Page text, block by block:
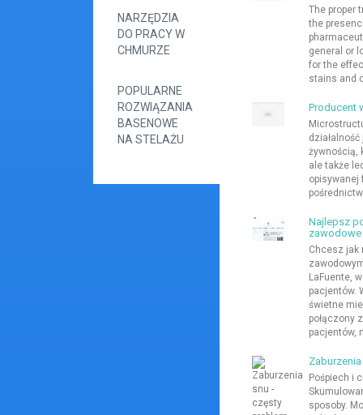
NARZĘDZIA
DO PRACY W
CHMURZE
POPULARNE
ROZWIĄZANIA
BASENOWE
NA STELAŻU
The proper
the
general or
for the
stains and
Producent
żywnością,
ale także
opisywanej
Najlepsz
zawodowe
Chcesz jak
LaFuente,
pacjentów.
świetne
połączony
pacjentów,
Pośpiech i
sposoby.